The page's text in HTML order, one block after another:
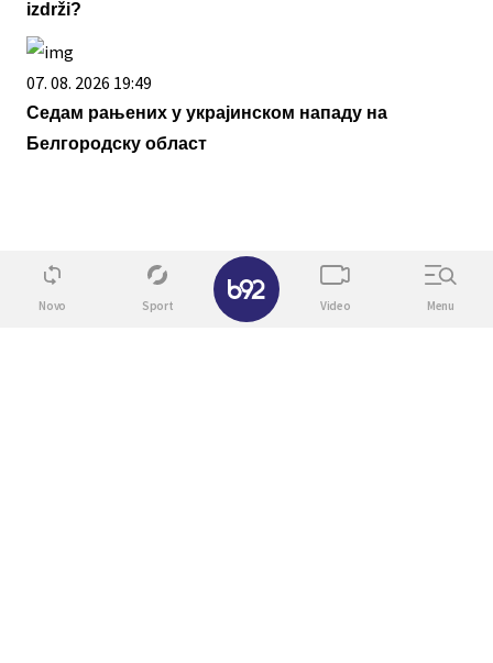
izdrži?
07. 08. 2026 19:49
Седам рањених у украјинском нападу на
Белгородску област
Novo Sport Video Menu
✕